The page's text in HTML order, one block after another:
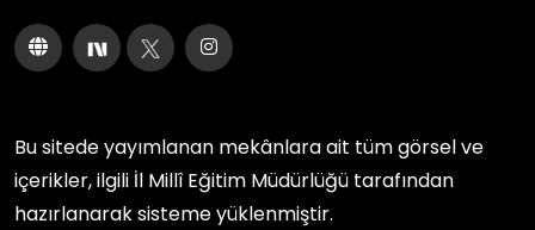
Bu sitede yayımlanan mekânlara ait tüm görsel ve
içerikler, ilgili İl Millî Eğitim Müdürlüğü tarafından
hazırlanarak sisteme yüklenmiştir.